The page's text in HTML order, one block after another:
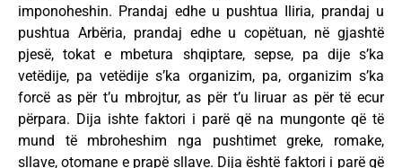
imponoheshin. Prandaj edhe u pushtua Iliria, prandaj u
pushtua Arbëria, prandaj edhe u copëtuan, në gjashtë
pjesë, tokat e mbetura shqiptare, sepse, pa dije s’ka
vetëdije, pa vetëdije s’ka organizim, pa, organizim s’ka
forcë as për t’u mbrojtur, as për t’u liruar as për të ecur
përpara. Dija ishte faktori i parë që na mungonte që të
mund të mbroheshim nga pushtimet greke, romake,
sllave, otomane e prapë sllave. Dija është faktori i parë që